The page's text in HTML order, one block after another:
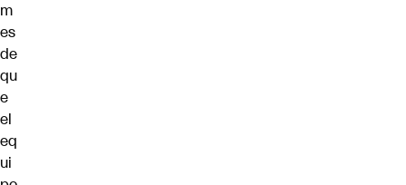
m
es
de
qu
e
el
eq
ui